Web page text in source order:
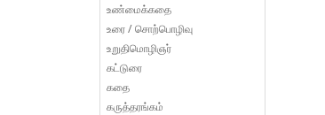
உண்மைக்கதை
உரை / சொற்பொழிவு
உறுதிமொழிஞர்
கட்டுரை
கதை
கருத்தரங்கம்